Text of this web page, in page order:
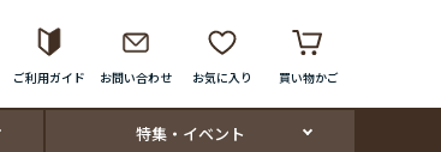
ご利用ガイド お問い合わせ お気に入り 買い物かご
特集・イベント